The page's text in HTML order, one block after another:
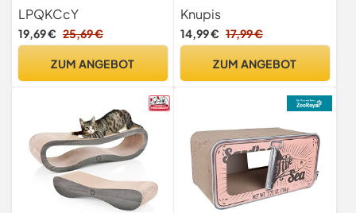
Kratzpappe aus
hochdichter Wellpappe –
Katzenschlafsofa zum
Möbelschutz in Einem
LPQKCcY
19,69 € 25,69 €
ZUM ANGEBOT
Krallenpflege – wendbar
Knupis
14,99 € 17,99 €
ZUM ANGEBOT